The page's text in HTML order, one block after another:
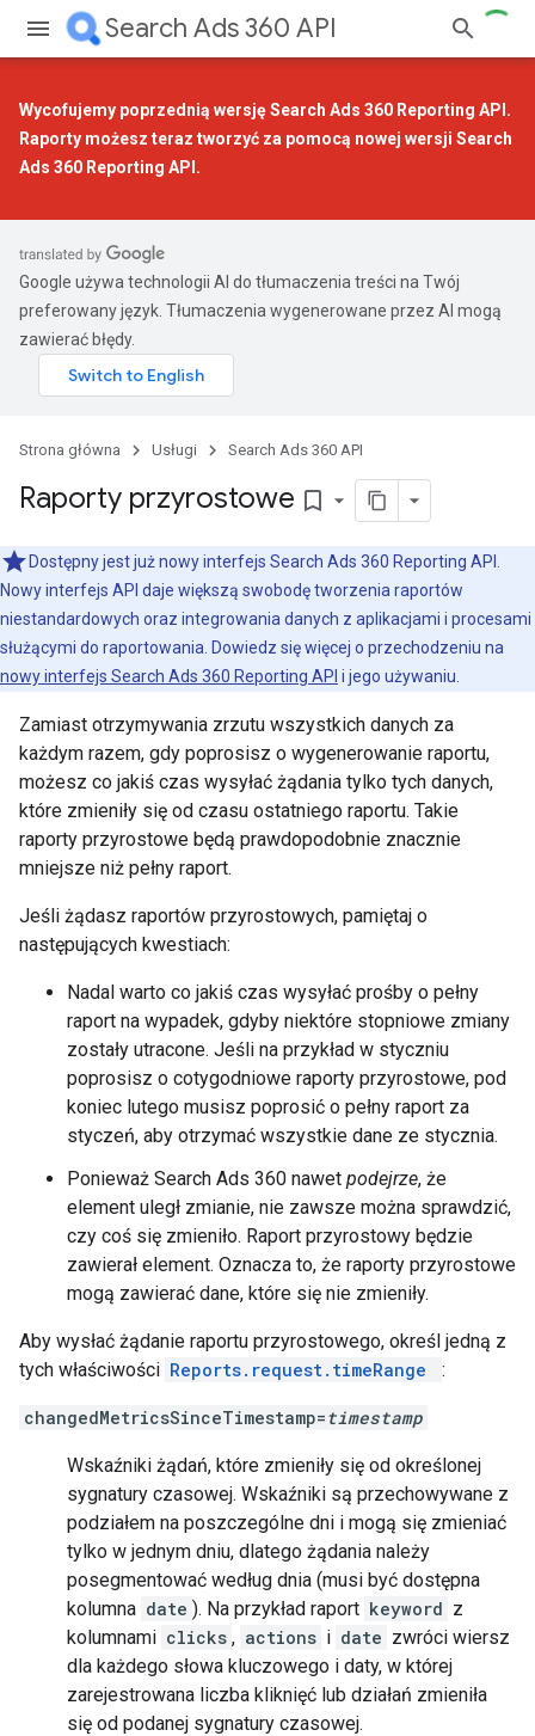
Search Ads 360 API
Wycofujemy poprzednią wersję Search Ads 360 Reporting API.
Raporty możesz teraz tworzyć za pomocą nowej wersji Search
Ads 360 Reporting API .
Google używa technologii AI do tłumaczenia treści na Twój
preferowany język. Tłumaczenia wygenerowane przez AI mogą
zawierać błędy.
Strona główna Usługi Search Ads 360 API
Raporty przyrostowe bookmark_border
Dostępny jest już nowy interfejs Search Ads 360 Reporting API.
Nowy interfejs API daje większą swobodę tworzenia raportów
niestandardowych oraz integrowania danych z aplikacjami i procesami
służącymi do raportowania. Dowiedz się więcej o przechodzeniu na
nowy interfejs Search Ads 360 Reporting API i jego używaniu.
Zamiast otrzymywania zrzutu wszystkich danych za
każdym razem, gdy poprosisz o wygenerowanie raportu,
możesz co jakiś czas wysyłać żądania tylko tych danych,
które zmieniły się od czasu ostatniego raportu. Takie
raporty przyrostowe będą prawdopodobnie znacznie
mniejsze niż pełny raport.
Jeśli żądasz raportów przyrostowych, pamiętaj o
następujących kwestiach:
Nadal warto co jakiś czas wysyłać prośby o pełny
raport na wypadek, gdyby niektóre stopniowe zmiany
zostały utracone. Jeśli na przykład w styczniu
poprosisz o cotygodniowe raporty przyrostowe, pod
koniec lutego musisz poprosić o pełny raport za
styczeń, aby otrzymać wszystkie dane ze stycznia.
Ponieważ Search Ads 360 nawet podejrze, że
element uległ zmianie, nie zawsze można sprawdzić,
czy coś się zmieniło. Raport przyrostowy będzie
zawierał element. Oznacza to, że raporty przyrostowe
mogą zawierać dane, które się nie zmieniły.
Aby wysłać żądanie raportu przyrostowego, określ jedną z
tych właściwości Reports.request.timeRange :
changedMetricsSinceTimestamp=timestamp
Wskaźniki żądań, które zmieniły się od określonej
sygnatury czasowej. Wskaźniki są przechowywane z
podziałem na poszczególne dni i mogą się zmieniać
tylko w jednym dniu, dlatego żądania należy
posegmentować według dnia (musi być dostępna
kolumna date ). Na przykład raport keyword z
kolumnami clicks , actions i date zwróci wiersz
dla każdego słowa kluczowego i daty, w której
zarejestrowana liczba kliknięć lub działań zmieniła
się od podanej sygnatury czasowej.